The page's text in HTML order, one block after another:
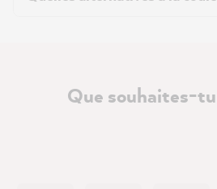
Que souhaites-